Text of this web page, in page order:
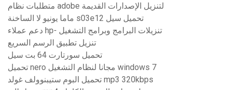
متطلبات نظام adobe لتنزيل الإصدارات القديمة
ماما يونيو لا الساخنة s03e12 تحميل سيل
دعم عملاء hp- تنزيلات البرامج وبرامج التشغيل
تنزيل تطبيق الرسم السريع
تحميل سورتارت 64 بت سيل
تحميل nero مجانا لنظام التشغيل windows 7
تحميل البوم ستيبنوولف غولد mp3 320kbps